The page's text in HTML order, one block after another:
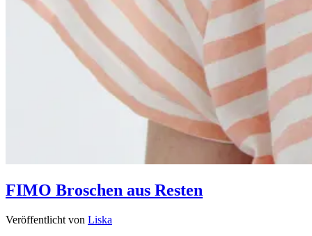
FIMO Broschen aus Resten
Veröffentlicht von Liska